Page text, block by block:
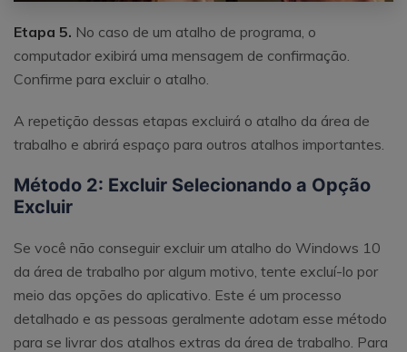
Etapa 5. No caso de um atalho de programa, o
computador exibirá uma mensagem de confirmação.
Confirme para excluir o atalho.
A repetição dessas etapas excluirá o atalho da área de
trabalho e abrirá espaço para outros atalhos importantes.
Método 2: Excluir Selecionando a Opção
Excluir
Se você não conseguir excluir um atalho do Windows 10
da área de trabalho por algum motivo, tente excluí-lo por
meio das opções do aplicativo. Este é um processo
detalhado e as pessoas geralmente adotam esse método
para se livrar dos atalhos extras da área de trabalho. Para